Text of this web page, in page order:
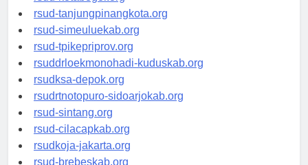
rsud-kotabogor.org
rsud-tanjungpinangkota.org
rsud-simeuluekab.org
rsud-tpikepriprov.org
rsuddrloekmonohadi-kuduskab.org
rsudksa-depok.org
rsudrtnotopuro-sidoarjokab.org
rsud-sintang.org
rsud-cilacapkab.org
rsudkoja-jakarta.org